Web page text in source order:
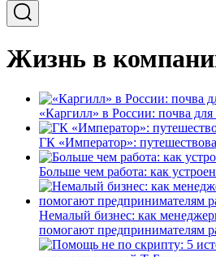
Жизнь в
«Каргилл» в России: почва для
ГК «Император»:
Больше чем работа: как
Немалый бизнес: как
помогают предпринимателям